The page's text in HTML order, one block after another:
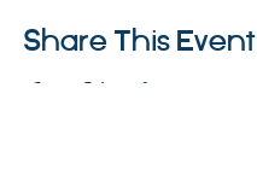
Share This Event